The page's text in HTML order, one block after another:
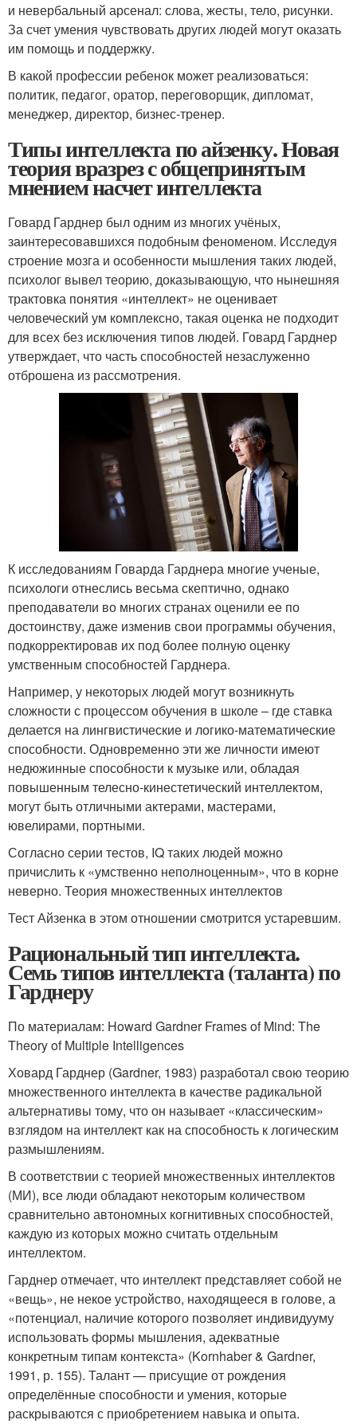
и невербальный арсенал: слова, жесты, тело, рисунки.
За счет умения чувствовать других людей могут оказать
им помощь и поддержку.
В какой профессии ребенок может реализоваться:
политик, педагог, оратор, переговорщик, дипломат,
менеджер, директор, бизнес-тренер.
Типы интеллекта по айзенку. Новая
теория вразрез с общепринятым
мнением насчет интеллекта
Говард Гарднер был одним из многих учёных,
заинтересовавшихся подобным феноменом. Исследуя
строение мозга и особенности мышления таких людей,
психолог вывел теорию, доказывающую, что нынешняя
трактовка понятия «интеллект» не оценивает
человеческий ум комплексно, такая оценка не подходит
для всех без исключения типов людей. Говард Гарднер
утверждает, что часть способностей незаслуженно
отброшена из рассмотрения.
К исследованиям Говарда Гарднера многие ученые,
психологи отнеслись весьма скептично, однако
преподаватели во многих странах оценили ее по
достоинству, даже изменив свои программы обучения,
подкорректировав их под более полную оценку
умственным способностей Гарднера.
Например, у некоторых людей могут возникнуть
сложности с процессом обучения в школе – где ставка
делается на лингвистические и логико-математические
способности. Одновременно эти же личности имеют
недюжинные способности к музыке или, обладая
повышенным телесно-кинестетический интеллектом,
могут быть отличными актерами, мастерами,
ювелирами, портными.
Согласно серии тестов, IQ таких людей можно
причислить к «умственно неполноценным», что в корне
неверно. Теория множественных интеллектов
Тест Айзенка в этом отношении смотрится устаревшим.
Рациональный тип интеллекта.
Семь типов интеллекта (таланта) по
Гарднеру
По материалам: Howard Gardner Frames of Mind: The
Theory of Multiple Intelligences
Ховард Гарднер (Gardner, 1983) разработал свою теорию
множественного интеллекта в качестве радикальной
альтернативы тому, что он называет «классическим»
взглядом на интеллект как на способность к логическим
размышлениям.
В соответствии с теорией множественных интеллектов
(МИ), все люди обладают некоторым количеством
сравнительно автономных когнитивных способностей,
каждую из которых можно считать отдельным
интеллектом.
Гарднер отмечает, что интеллект представляет собой не
«вещь», не некое устройство, находящееся в голове, а
«потенциал, наличие которого позволяет индивидууму
использовать формы мышления, адекватные
конкретным типам контекста» (Kornhaber & Gardner,
1991, р. 155). Талант — присущие от рождения
определённые способности и умения, которые
раскрываются с приобретением навыка и опыта.